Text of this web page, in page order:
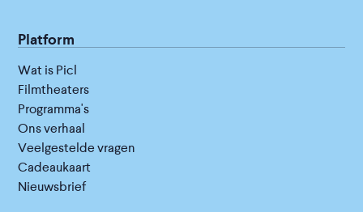
Platform
Wat is Picl
Filmtheaters
Programma's
Ons verhaal
Veelgestelde vragen
Cadeaukaart
Nieuwsbrief